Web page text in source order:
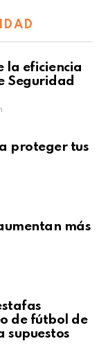
la eficiencia
Seguridad
proteger tus
más
de fútbol de
supuestos